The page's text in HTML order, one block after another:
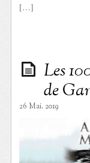
[…]
Les
de
26 Mai. 2019